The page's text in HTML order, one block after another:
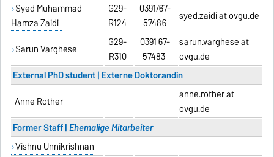
Syed Muhammad
Hamza Zaidi
G29-
R124
0391/67-
57486
syed.zaidi at ovgu.de
Sarun Varghese
G29-
R310
0391 67-
57483
sarun.varghese at
ovgu.de
External PhD student | Externe Doktorandin
Anne Rother
anne.rother at
ovgu.de
Former Staff |Ehemalige Mitarbeiter
Vishnu Unnikrishnan